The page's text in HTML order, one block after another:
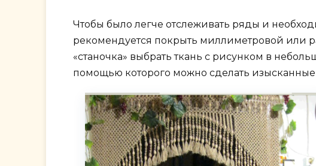
Чтобы было легче отслеживать ряды и
рекомендуется покрыть миллиметровой или
«станочка» выбрать ткань с рисунком в
помощью которого можно сделать изысканные